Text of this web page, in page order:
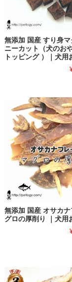
無添加 国産 すり身マ
ニーカット（犬のお
トッピング ）｜犬用
無添加 国産 オサカ
グロの厚削り ｜犬用